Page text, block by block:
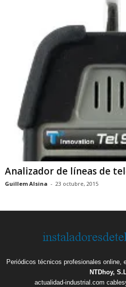
Analizador de líneas de
Guillem Alsina - 23 octubre, 2015
Periódicos técnicos profesionales online,
NTDhoy,
actualidad-industrial.com